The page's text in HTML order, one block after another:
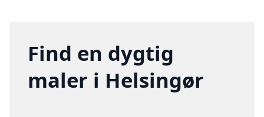
Find en dygtig
maler i Helsingør